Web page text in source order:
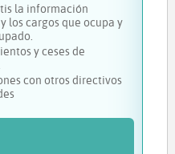
la información
los cargos que ocupa y
y ceses de
con otros directivos